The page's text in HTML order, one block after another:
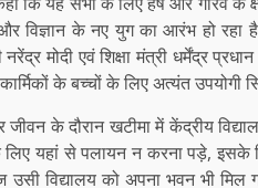
विज्ञान के नए युग का आरंभ हो रहा
मोदी एवं शिक्षा मंत्री धर्मेंद्र
के बच्चों के लिए अत्यंत उपयोगी
के दौरान खटीमा में केंद्रीय
यहां से पलायन न करना पड़े, इसके
विद्यालय को अपना भवन भी मिल